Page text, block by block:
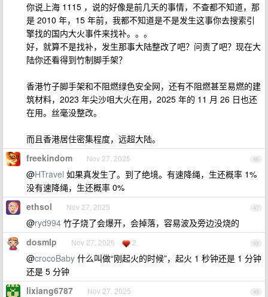
你说上海 1115 ，说的好像是前几天的事情，不查都不知道，那
是 2010 年，15 年前，我都不知道是不是发生这事你去搜索引
擎找的国内大火事件来找补。。。
好，就算不是找补，发生那事大陆整改了吧？问责了吧？现在大
陆你还看得到竹制脚手架？
香港竹子脚手架和不阻燃绿色安全网，还有不阻燃甚至易燃的建
筑材料，2023 年尖沙咀大火在用，2025 年的 11 月 26 日也还
在用。丝毫没整改。
而且香港居住密集程度，远超大陆。
46
freekindom Nov 27, 2025
@HTravel 如果真发生了。到了绝境。有速降绳，生还概率 1%
没有速降绳，生还概率 0%
47
ethsol Nov 27, 2025
@ryd994 竹子烧了会爆开，会掉落，容易波及旁边没烧的
48
dosmlp Nov 27, 2025 2
@crocoBaby 什么叫做“刚起火的时候”，起火 1 秒钟还是 1 分钟
还是 5 分钟
49
lixiang6787 Nov 27, 2025